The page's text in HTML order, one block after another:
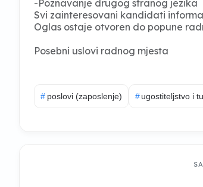
-Poznavanje drugog stranog jezika
Svi zainteresovani kandidati
Oglas ostaje otvoren do popune
Posebni uslovi radnog mjesta
# poslovi (zaposlenje) # ugostiteljstvo i